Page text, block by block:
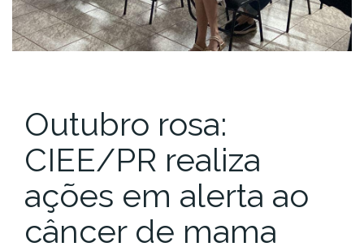
Outubro rosa:
CIEE/PR realiza
ações em alerta ao
câncer de mama